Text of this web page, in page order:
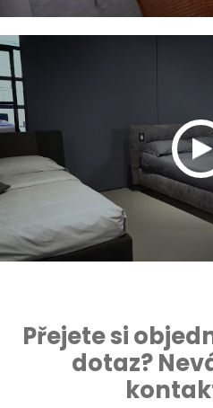
Přejete si
dotaz?